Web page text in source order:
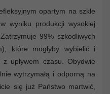
opartym na szkle
wyniku produkcji wysokiej
99% szkodliwych
które mogłyby wybielić i
upływem czasu. Obydwie
wytrzymałą i odporną na
się już Państwo martwić,